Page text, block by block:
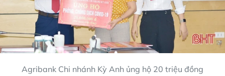
Agribank Chi nhánh Kỳ Anh ủng hộ 20 triệu đồng